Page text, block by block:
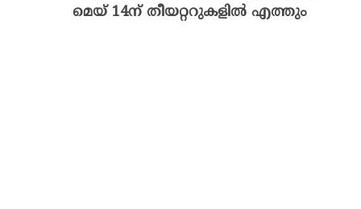
മെയ് 14ന് തീയറ്ററുകളിൽ എത്തും